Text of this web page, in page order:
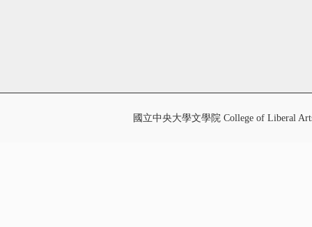
國立中央大學文學院 College of Liberal